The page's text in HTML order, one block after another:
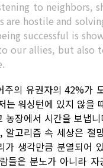
to neighbors,
are hostile and
successful is
our allies, but also
주의 유권자의 42%가
는 워싱턴에 있지 않을
농장에서 시간을 보냅
알고리즘 속 세상은 절
가 생각만큼 분열되어
들은 분노가 아니라 자